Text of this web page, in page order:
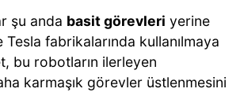
şu anda basit görevleri yerine
fabrikalarında kullanılmaya
bu robotların ilerleyen
karmaşık görevler üstlenmesini